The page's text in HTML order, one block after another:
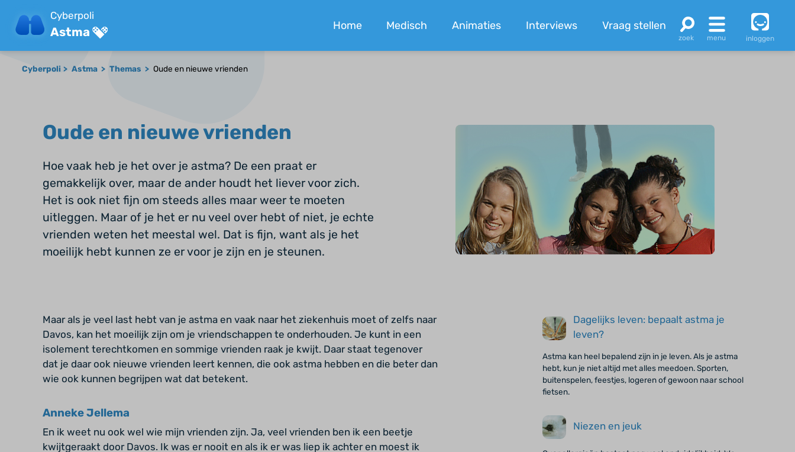
Cyberpoli
Astma Home Medisch Animaties Interviews Vraag stellen
inloggen
Cyberpoli Astma Themas Oude en nieuwe vrienden
Oude en nieuwe vrienden
Hoe vaak heb je het over je astma? De een praat er
gemakkelijk over, maar de ander houdt het liever voor zich.
Het is ook niet fijn om steeds alles maar weer te moeten
uitleggen. Maar of je het er nu veel over hebt of niet, je echte
vrienden weten het meestal wel. Dat is fijn, want als je het
moeilijk hebt kunnen ze er voor je zijn en je steunen.
Maar als je veel last hebt van je astma en vaak naar het ziekenhuis moet of zelfs naar
Davos, kan het moeilijk zijn om je vriendschappen te onderhouden. Je kunt in een
isolement terechtkomen en sommige vrienden raak je kwijt. Daar staat tegenover
dat je daar ook nieuwe vrienden leert kennen, die ook astma hebben en die beter dan
wie ook kunnen begrijpen wat dat betekent.
Anneke Jellema
En ik weet nu ook wel wie mijn vrienden zijn. Ja, veel vrienden ben ik een beetje
kwijtgeraakt door Davos. Ik was er nooit en als ik er was liep ik achter en moest ik
Dagelijks leven: bepaalt astma je
leven?
Astma kan heel bepalend zijn in je leven. Als je astma
hebt, kun je niet altijd met alles meedoen. Sporten,
buitenspelen, feestjes, logeren of gewoon naar school
fietsen.
Niezen en jeuk